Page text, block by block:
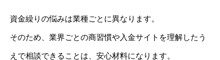
資金繰りの悩みは業種ごとに異なります。
そのため、業界ごとの商習慣や入金サイトを理解したう
えで相談できることは、安心材料になります。